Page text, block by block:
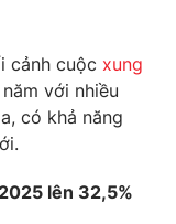
cảnh cuộc xung
với nhiều
có khả năng
lên 32,5%